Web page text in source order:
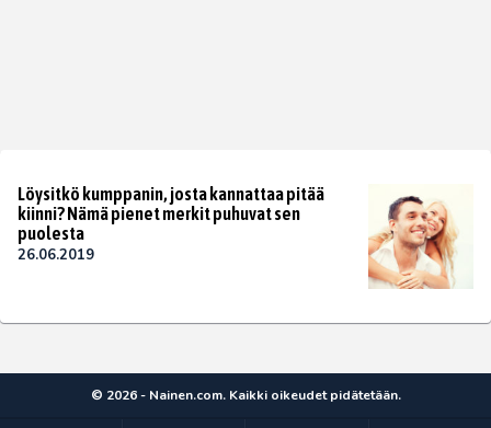
Löysitkö kumppanin, josta kannattaa pitää
kiinni? Nämä pienet merkit puhuvat sen
puolesta
26.06.2019
© 2026 - Nainen.com. Kaikki oikeudet pidätetään.